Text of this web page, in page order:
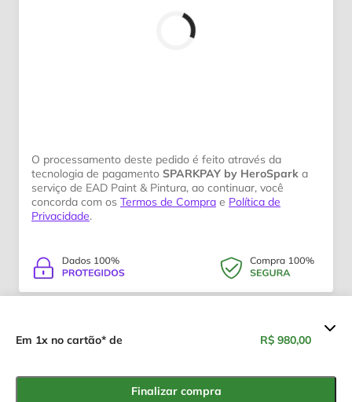
Resumo dos valores
Inovações nas Formulações de
Esmaltes Base Água e Base
R$ 980,00
Em 1x no cartão* de R$ 980,00
Finalizar compra
O processamento deste pedido é feito através da
tecnologia de pagamento SPARKPAY by HeroSpark a
serviço de EAD Paint & Pintura, ao continuar, você
concorda com os Termos de Compra e Política de
Privacidade.